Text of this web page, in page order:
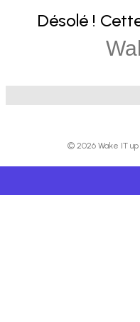
Désolé !
© 2026 Wake IT up